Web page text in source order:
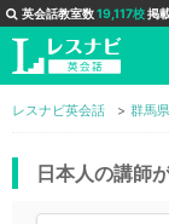
英会話教室数19,117校掲
レスナビ英会話 群馬県
日本人の講師